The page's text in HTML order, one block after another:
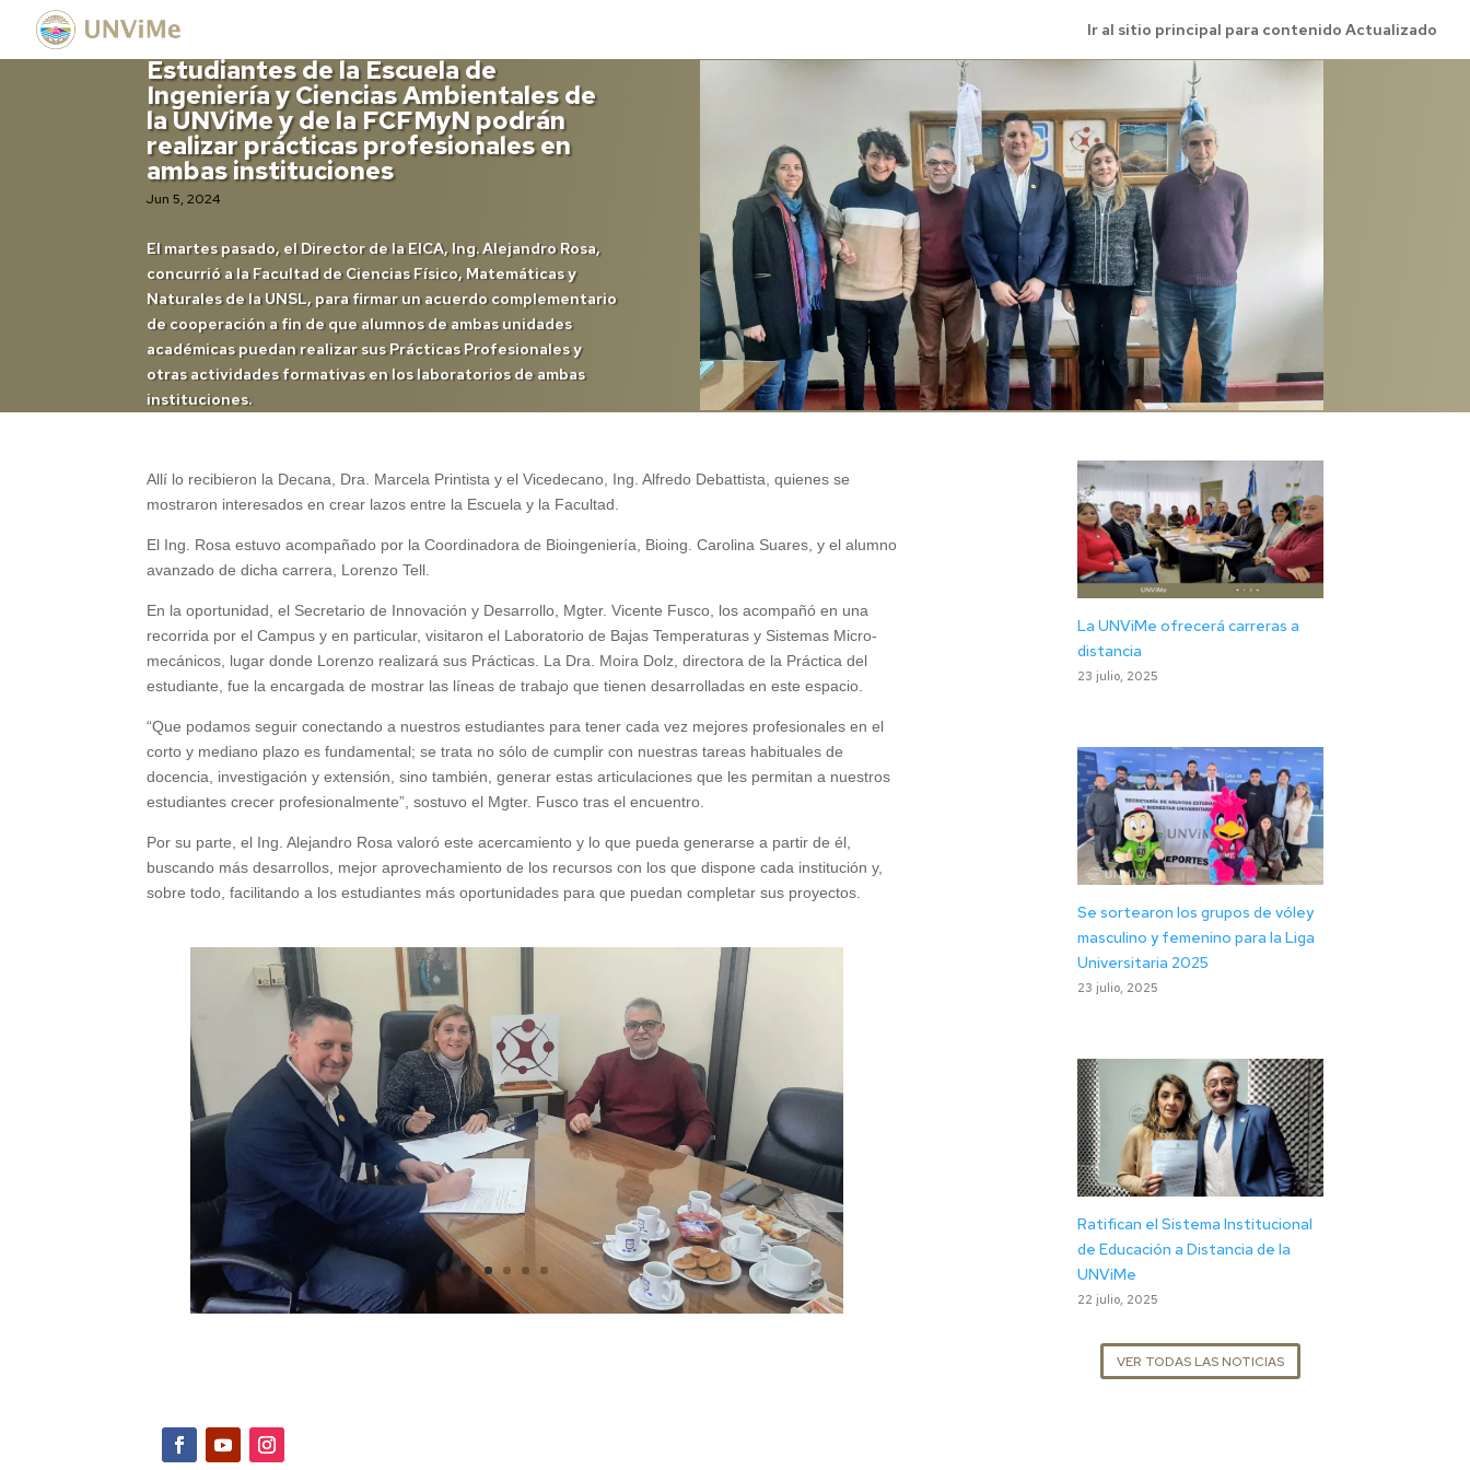
Ir al sitio principal para contenido Actualizado
Estudiantes de la Escuela de
Ingeniería y Ciencias Ambientales de
la UNViMe y de la FCFMyN podrán
realizar prácticas profesionales en
ambas instituciones
Jun 5, 2024
El martes pasado, el Director de la EICA, Ing. Alejandro Rosa,
concurrió a la Facultad de Ciencias Físico, Matemáticas y
Naturales de la UNSL, para firmar un acuerdo complementario
de cooperación a fin de que alumnos de ambas unidades
académicas puedan realizar sus Prácticas Profesionales y
otras actividades formativas en los laboratorios de ambas
instituciones.
Allí lo recibieron la Decana, Dra. Marcela Printista y el Vicedecano, Ing. Alfredo Debattista, quienes se
mostraron interesados en crear lazos entre la Escuela y la Facultad.
El Ing. Rosa estuvo acompañado por la Coordinadora de Bioingeniería, Bioing. Carolina Suares, y el alumno
avanzado de dicha carrera, Lorenzo Tell.
En la oportunidad, el Secretario de Innovación y Desarrollo, Mgter. Vicente Fusco, los acompañó en una
recorrida por el Campus y en particular, visitaron el Laboratorio de Bajas Temperaturas y Sistemas Micro-
mecánicos, lugar donde Lorenzo realizará sus Prácticas. La Dra. Moira Dolz, directora de la Práctica del
estudiante, fue la encargada de mostrar las líneas de trabajo que tienen desarrolladas en este espacio.
“Que podamos seguir conectando a nuestros estudiantes para tener cada vez mejores profesionales en el
corto y mediano plazo es fundamental; se trata no sólo de cumplir con nuestras tareas habituales de
docencia, investigación y extensión, sino también, generar estas articulaciones que les permitan a nuestros
estudiantes crecer profesionalmente”, sostuvo el Mgter. Fusco tras el encuentro.
Por su parte, el Ing. Alejandro Rosa valoró este acercamiento y lo que pueda generarse a partir de él,
buscando más desarrollos, mejor aprovechamiento de los recursos con los que dispone cada institución y,
sobre todo, facilitando a los estudiantes más oportunidades para que puedan completar sus proyectos.
La UNViMe ofrecerá carreras a
distancia
23 julio, 2025
Se sortearon los grupos de vóley
masculino y femenino para la Liga
Universitaria 2025
23 julio, 2025
Ratifican el Sistema Institucional
de Educación a Distancia de la
UNViMe
22 julio, 2025
VER TODAS LAS NOTICIAS